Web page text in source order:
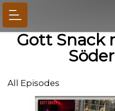
Gott Snack
All Episodes